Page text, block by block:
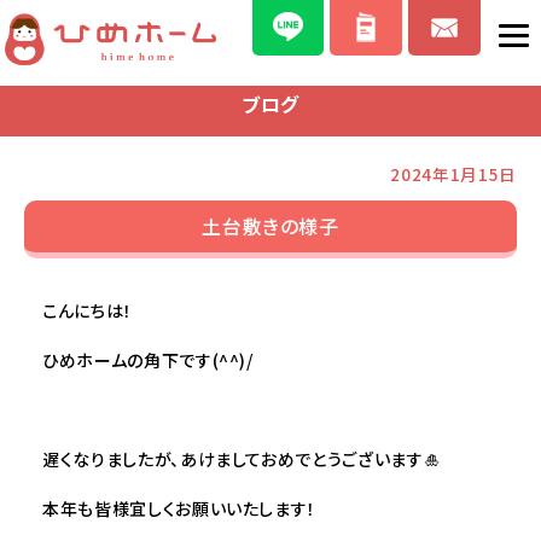
ブログ
2024年1月15日
土台敷きの様子
こんにちは！
ひめホームの角下です(^^)/
遅くなりましたが、あけましておめでとうございます🎍
本年も皆様宜しくお願いいたします！